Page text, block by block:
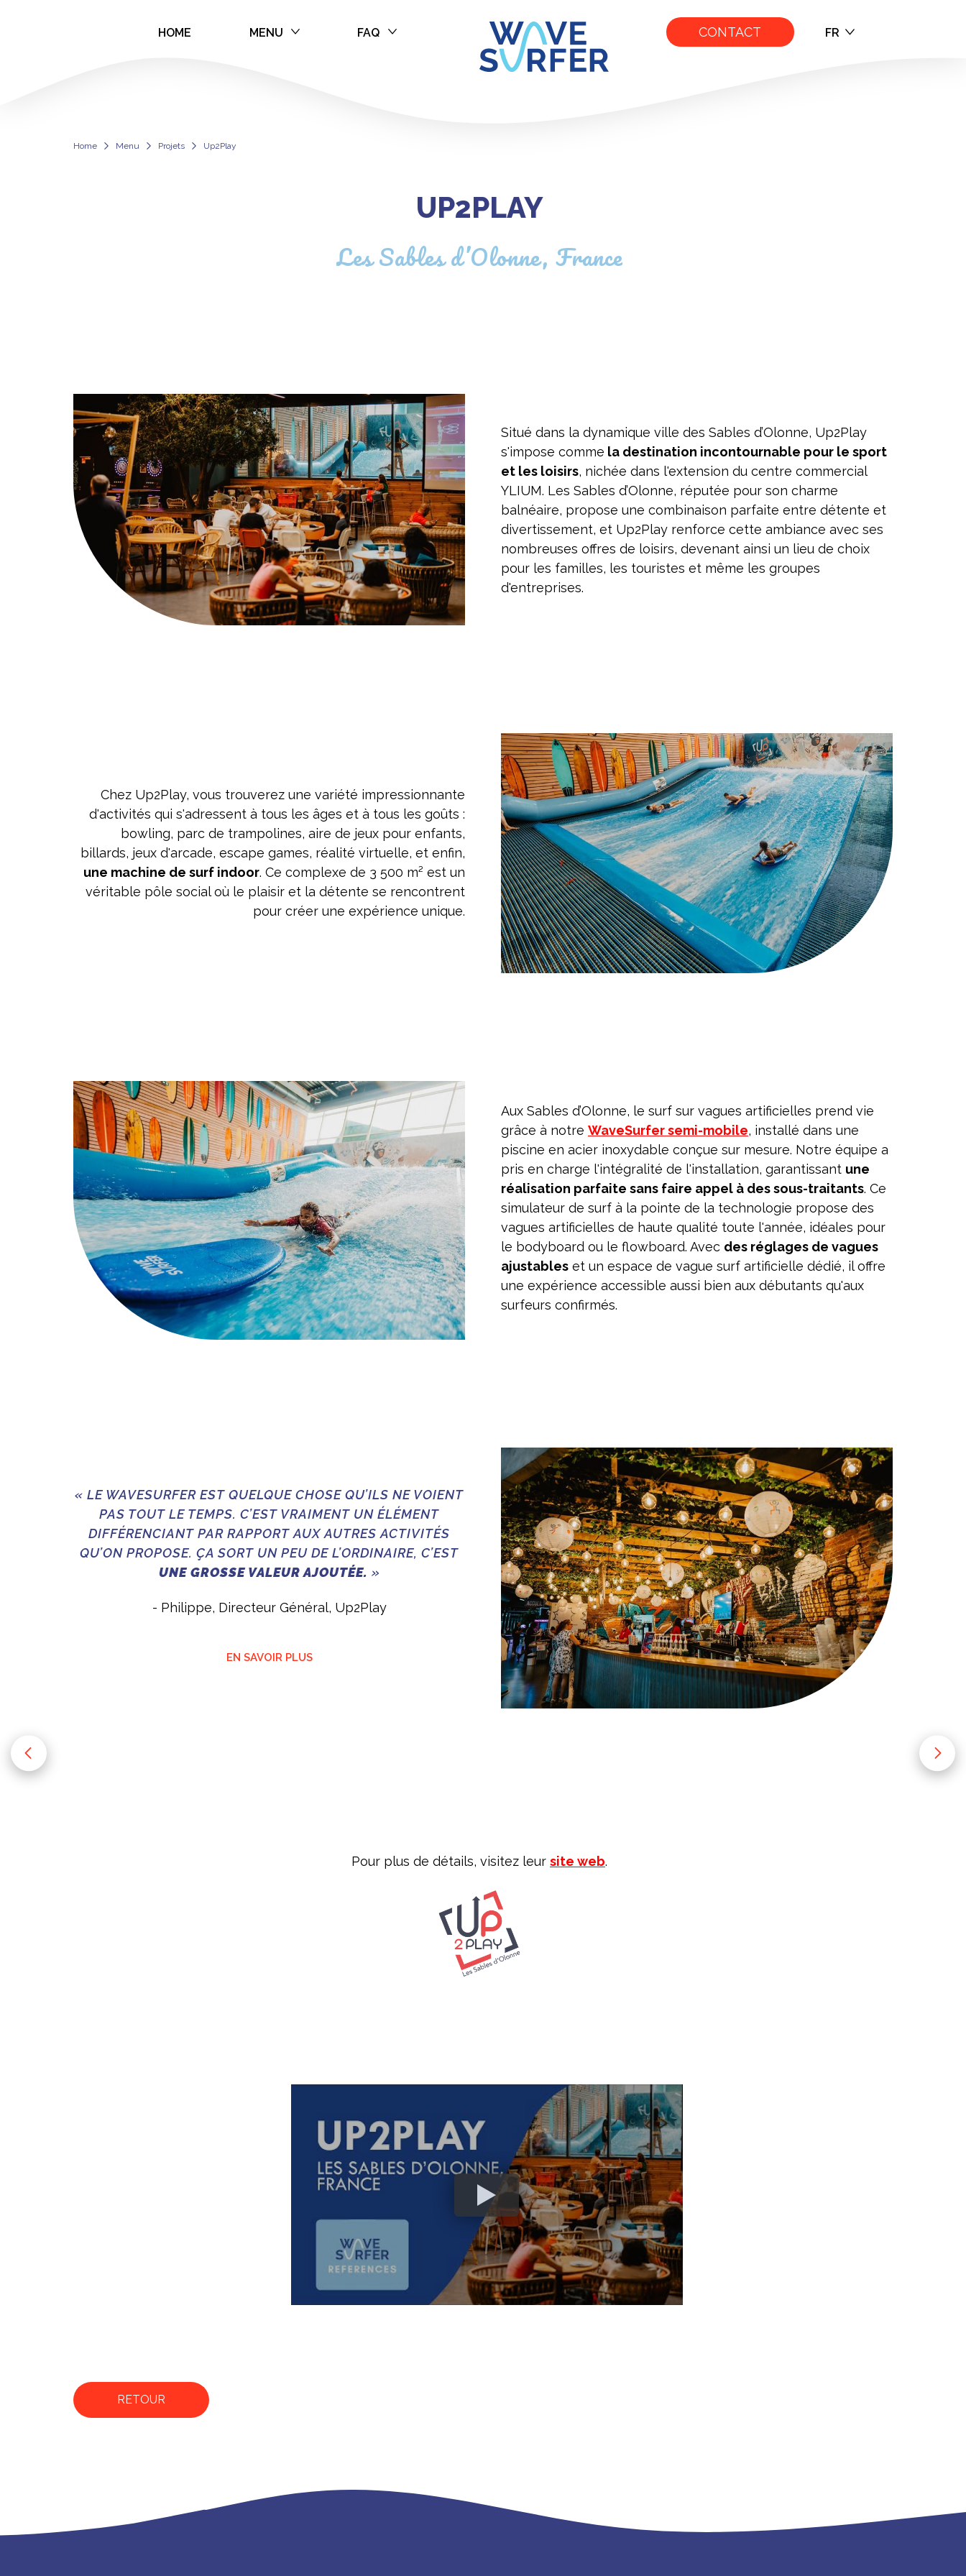
HOME MENU FAQ CONTACT FR
Home Menu Projets Up2Play
Up2Play
UP2PLAY
Les Sables d’Olonne, France
Situé dans la dynamique ville des Sables d’Olonne, Up2Play
s'impose comme la destination incontournable pour le sport
et les loisirs, nichée dans l'extension du centre commercial
YLIUM. Les Sables d’Olonne, réputée pour son charme
balnéaire, propose une combinaison parfaite entre détente et
divertissement, et Up2Play renforce cette ambiance avec ses
nombreuses offres de loisirs, devenant ainsi un lieu de choix
pour les familles, les touristes et même les groupes
d'entreprises.
Chez Up2Play, vous trouverez une variété impressionnante
d'activités qui s'adressent à tous les âges et à tous les goûts :
bowling, parc de trampolines, aire de jeux pour enfants,
billards, jeux d'arcade, escape games, réalité virtuelle, et enfin,
une machine de surf indoor. Ce complexe de 3 500 m² est un
véritable pôle social où le plaisir et la détente se rencontrent
pour créer une expérience unique.
Aux Sables d’Olonne, le surf sur vagues artificielles prend vie
grâce à notre WaveSurfer semi-mobile, installé dans une
piscine en acier inoxydable conçue sur mesure. Notre équipe a
pris en charge l'intégralité de l'installation, garantissant une
réalisation parfaite sans faire appel à des sous-traitants. Ce
simulateur de surf à la pointe de la technologie propose des
vagues artificielles de haute qualité toute l'année, idéales pour
le bodyboard ou le flowboard. Avec des réglages de vagues
ajustables et un espace de vague surf artificielle dédié, il offre
une expérience accessible aussi bien aux débutants qu'aux
surfeurs confirmés.
« LE WAVESURFER EST QUELQUE CHOSE QU’ILS NE VOIENT
PAS TOUT LE TEMPS. C’EST VRAIMENT UN ÉLÉMENT
DIFFÉRENCIANT PAR RAPPORT AUX AUTRES ACTIVITÉS
QU’ON PROPOSE. ÇA SORT UN PEU DE L’ORDINAIRE, C’EST
UNE GROSSE VALEUR AJOUTÉE. »
- Philippe, Directeur Général, Up2Play
EN SAVOIR PLUS
Pour plus de détails, visitez leur site web.
RETOUR